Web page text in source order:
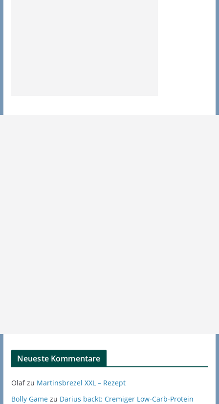
Neueste Kommentare
Olafzu Martinsbrezel XXL – Rezept
Bolly Gamezu Darius backt: Cremiger Low-Carb-Protein